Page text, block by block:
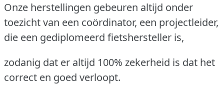
Onze herstellingen gebeuren altijd onder
toezicht van een coördinator, een projectleider,
die een gediplomeerd fietshersteller is,
zodanig dat er altijd 100% zekerheid is dat het
correct en goed verloopt.